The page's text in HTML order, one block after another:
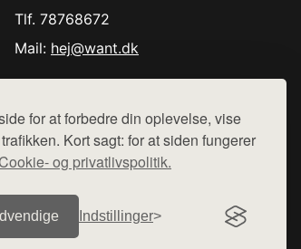
for at forbedre din oplevelse, vise
Kort sagt: for at siden fungerer
og privatlivspolitik.
Indstillinger
Tlf. 78768672
Mail: hej@want.dk
fra denne side - vi henviser til de shops,